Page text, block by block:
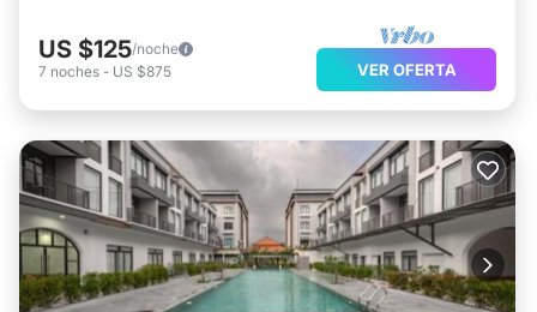
US $125/noche
7 noches - US $875 VER OFERTA